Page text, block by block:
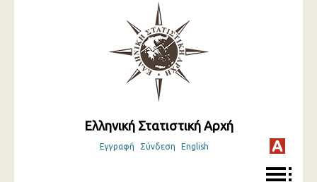
Ελληνική Στατιστική Αρχή
Εγγραφή Σύνδεση English